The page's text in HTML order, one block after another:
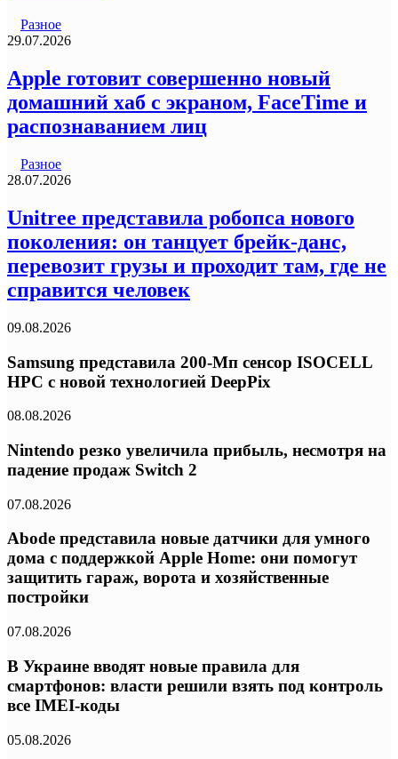
Разное
29.07.2026
Apple готовит совершенно новый
домашний хаб с экраном, FaceTime и
распознаванием лиц
Разное
28.07.2026
Unitree представила робопса нового
поколения: он танцует брейк-данс,
перевозит грузы и проходит там, где не
справится человек
09.08.2026
Samsung представила 200-Мп сенсор ISOCELL
HPC с новой технологией DeepPix
08.08.2026
Nintendo резко увеличила прибыль, несмотря на
падение продаж Switch 2
07.08.2026
Abode представила новые датчики для умного
дома с поддержкой Apple Home: они помогут
защитить гараж, ворота и хозяйственные
постройки
07.08.2026
В Украине вводят новые правила для
смартфонов: власти решили взять под контроль
все IMEI-коды
05.08.2026